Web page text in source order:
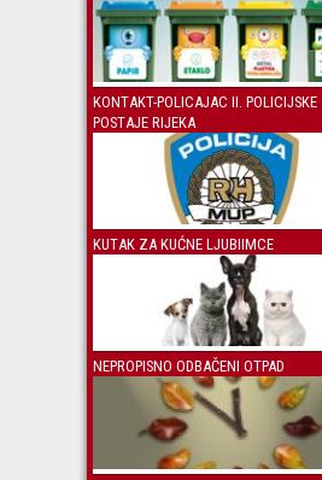
KONTAKT-POLICAJAC II. POLICIJSKE
POSTAJE RIJEKA
KUTAK ZA KUĆNE LJUBIIMCE
NEPROPISNO ODBAČENI OTPAD